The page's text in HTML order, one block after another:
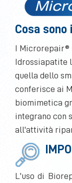
Cosa
I
Idrossiapatite
quella dello
conferisce ai
biomimetica
integrano con
all'attività
L'uso di